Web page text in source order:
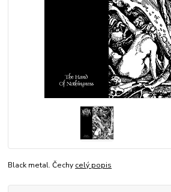
Black metal. Čechy celý popis